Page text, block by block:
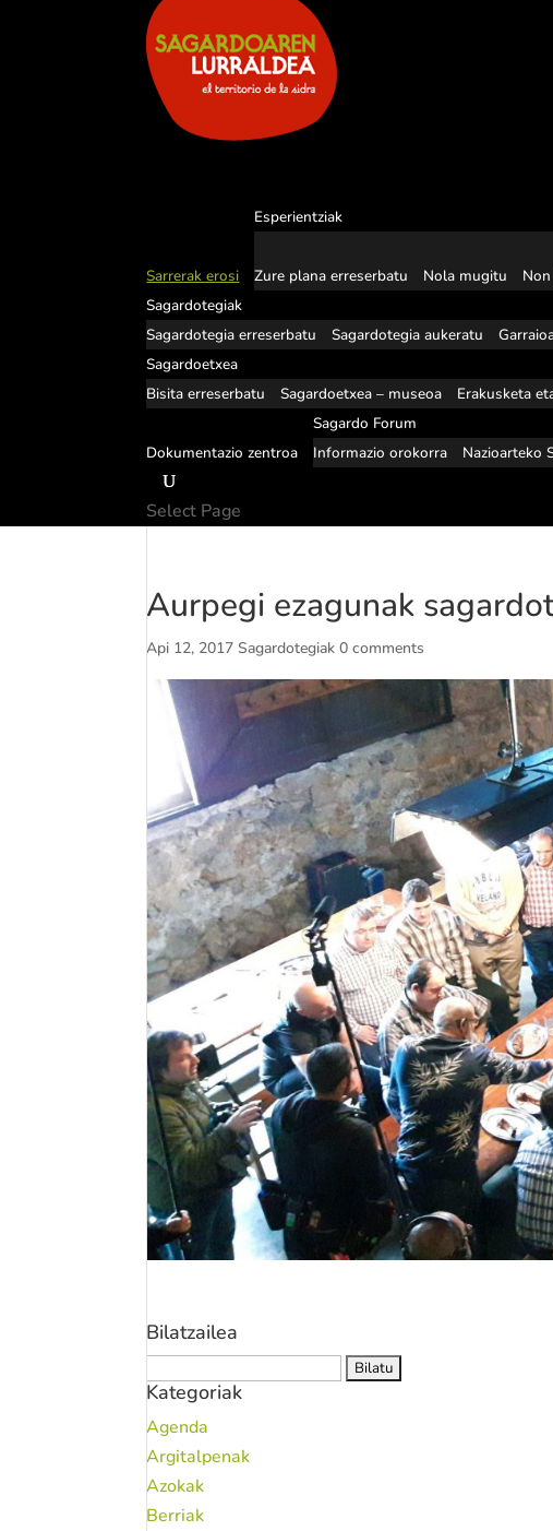
Sarrerak erosi
Esperientziak
Zure plana erreserbatu Nola mugitu
Sagardotegiak
Sagardotegia erreserbatu
Sagardotegia aukeratu
Sagardoetxea
Bisita erreserbatu
Sagardoetxea – museoa Erakusketa
Dokumentazio zentroa
Sagardo Forum
Informazio orokorra
Nazioarteko
Select Page
Aurpegi ezagunak
Api 12, 2017 Sagardotegiak 0 comments
Bilatzailea
Kategoriak
Agenda
Argitalpenak
Azokak
Berriak